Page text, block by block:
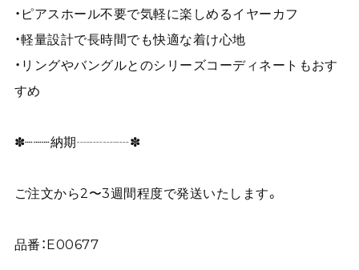
・ピアスホール不要で気軽に楽しめるイヤーカフ
・軽量設計で長時間でも快適な着け心地
・リングやバングルとのシリーズコーディネートもおす
すめ
✽┈┈┈納期┈┈┈┈✽
ご注文から2〜3週間程度で発送いたします。
品番：E00677